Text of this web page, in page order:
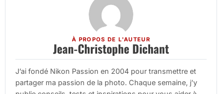
À PROPOS DE L'AUTEUR
Jean-Christophe Dichant
J’ai fondé Nikon Passion en 2004 pour transmettre et
partager ma passion de la photo. Chaque semaine, j’y